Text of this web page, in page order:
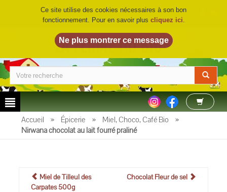
LA FERME DU BIO©
Accueil » Épicerie » Miel, Choco, Café Bio
»
Nirwana chocolat au lait fourré praliné
Miel de Tilleul des
Carpates 500g
Chocolat Fleur de sel
Ce site utilise des cookies nécessaires à son bon
fonctionnement. Pour en savoir plus cliquez ici.